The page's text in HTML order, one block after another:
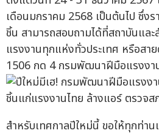
เดือนมกราคม 2568 เป็นต้นไป ซึ่ง
ชิ้น สามารถสอบถามได้ที่สถาบันแ
แรงงานทุกแห่งทั่วประเทศ หรือสา
1506 กด 4 กรมพัฒนาฝีมือแรงงา
สำหรับเทศกาลปีใหม่นี้ ขอให้ทุกท่า